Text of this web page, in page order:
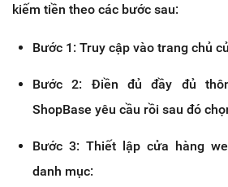
kiếm tiền theo các bước sau:
Bước 1: Truy cập vào trang chủ
Bước 2: Điền đủ đầy đủ
ShopBase yêu cầu rồi sau đó
Bước 3: Thiết lập cửa hàng
danh mục: